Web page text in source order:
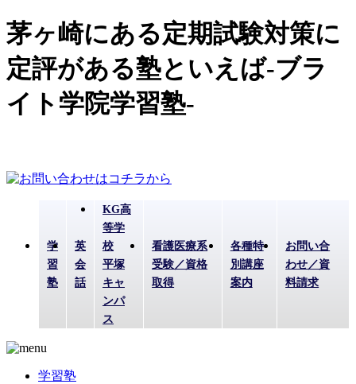
茅ヶ崎にある定期試験対策に
定評がある塾といえば-ブラ
イト学院学習塾-
学
習
塾
英
会
話
KG高
等学
校
平塚
キャ
ンパ
ス
看護医療系
受験／資格
取得
各種特
別講座
案内
お問い合
わせ／資
料請求
学習塾